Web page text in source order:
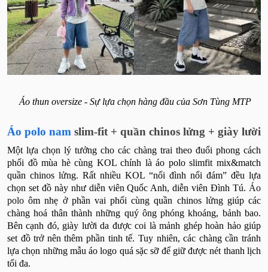
Áo thun oversize - Sự lựa chọn hàng đầu của Sơn Tùng MTP
Áo polo nam slim-fit + quần chinos lửng + giày lười
Một lựa chọn lý tưởng cho các chàng trai theo đuổi phong cách
phối đồ mùa hè cùng KOL chính là áo polo slimfit mix&match
quần chinos lửng. Rất nhiều KOL “nổi đình nổi đám” đều lựa
chọn set đồ này như diễn viên Quốc Anh, diễn viên Đình Tú. Áo
polo ôm nhẹ ở phần vai phối cùng quần chinos lửng giúp các
chàng hoá thân thành những quý ông phóng khoáng, bảnh bao.
Bên cạnh đó, giày lười da được coi là mảnh ghép hoàn hảo giúp
set đồ trở nên thêm phần tinh tế. Tuy nhiên, các chàng cần tránh
lựa chọn những mẫu áo logo quá sặc sỡ để giữ được nét thanh lịch
tối đa.